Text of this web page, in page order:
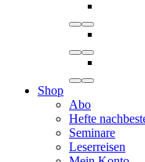
Shop
Abo
Hefte
Seminare
Leserreisen